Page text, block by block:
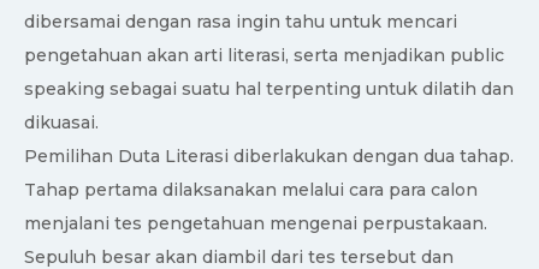
dibersamai dengan rasa ingin tahu untuk mencari
pengetahuan akan arti literasi, serta menjadikan public
speaking sebagai suatu hal terpenting untuk dilatih dan
dikuasai.
Pemilihan Duta Literasi diberlakukan dengan dua tahap.
Tahap pertama dilaksanakan melalui cara para calon
menjalani tes pengetahuan mengenai perpustakaan.
Sepuluh besar akan diambil dari tes tersebut dan